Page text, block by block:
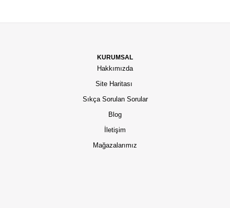
KURUMSAL
Hakkımızda
Site Haritası
Sıkça Sorulan Sorular
Blog
İletişim
Mağazalarımız